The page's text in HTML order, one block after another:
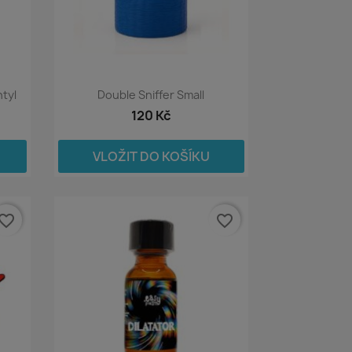
Double Sniffer Small
120 Kč
VLOŽIT DO KOŠÍKU
favorite_border